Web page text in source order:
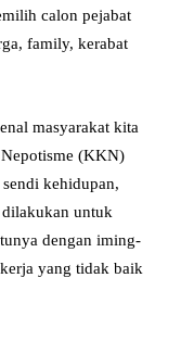
calon pejabat
family, kerabat
masyarakat kita
(KKN)
kehidupan,
dilakukan untuk
dengan iming-
yang tidak baik